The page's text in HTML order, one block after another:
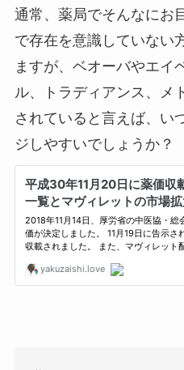
通常、薬局でそんなにお
で存在を意識していない
ますが、ベオーバやエイ
ル、トラディアンス、メ
されていると言えば、い
ジしやすいでしょうか？